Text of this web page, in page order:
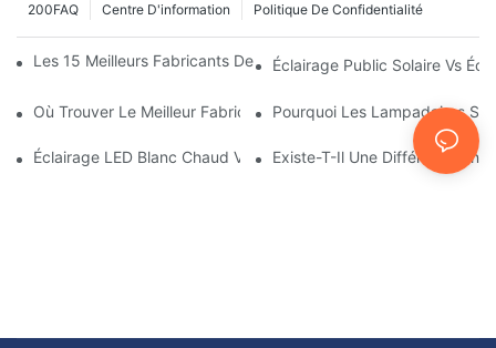
Politique De Confidentialité
Centre D'information
200FAQ
Les 15 Meilleurs Fabricants De Lampadaires Solaires Au Monde
Éclairage Public Solaire Vs
Où Trouver Le Meilleur Fabricant De Lampadaires Solaires ?
Pourquoi Les Lampadaires
Éclairage LED Blanc Chaud Vs Blanc DouxExiste-T-Il Une Différence